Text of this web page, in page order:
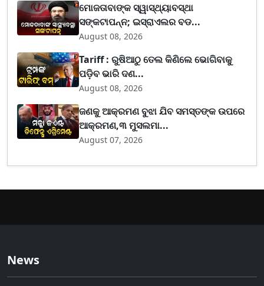
ମୋଜତାବାଙ୍କ ସ୍ୱାସ୍ଥ୍ୟାବସ୍ଥା
ସଙ୍କଟାପନ୍ନ; ଇସ୍ରାଏଲର ବଡ...
August 08, 2026
Tariff : ରୁଷିଆଠୁ ତେଲ କିଣିଲେ ଭୋଗିବାକୁ
ପଡ଼ିବ ଭାରି ଦଣ...
August 08, 2026
ଜଣକୁ ଆକ୍ରମଣ ବୁଝା ଯିବ ସମସ୍ତଙ୍କ ଉପରେ
ଆକ୍ରମଣ,୩ ମୁସଲମା...
August 07, 2026
News